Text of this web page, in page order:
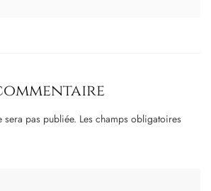
sera pas publiée. Les champs obligatoires